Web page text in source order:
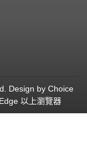
Design by Choice
以上瀏覽器